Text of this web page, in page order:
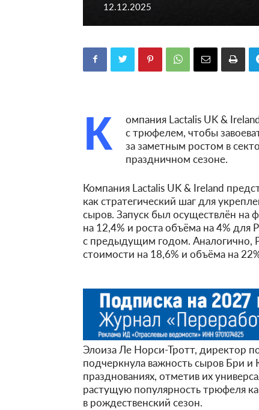
12.12.2025
К
омпания Lactalis UK &
с трюфелем, чтобы
за заметным ростом в
праздничном сезоне.
Компания Lactalis UK & Ireland
как стратегический шаг для
сыров. Запуск был осуществлён на
на 12,4% и роста объёма на 4% для
с предыдущим годом. Аналогично,
стоимости на 18,6% и объёма на
Элоиза Ле Норси-Тротт, директор
подчеркнула важность сыров Бри
празднованиях, отметив их
растущую популярность трюфеля
в рождественский сезон.